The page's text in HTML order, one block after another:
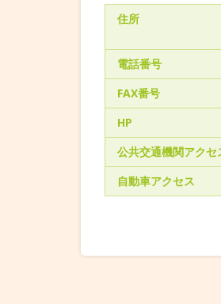
住所
電話番号
FAX番号
HP
公共交通機関アクセ
自動車アクセス